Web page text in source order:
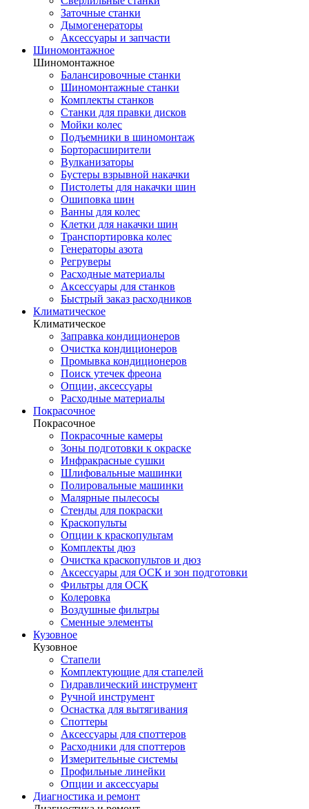
Заточные станки
Дымогенераторы
Аксессуары и запчасти
Шиномонтажное
Шиномонтажное
Балансировочные станки
Шиномонтажные станки
Комплекты станков
Станки для правки дисков
Мойки колес
Подъемники в шиномонтаж
Борторасширители
Вулканизаторы
Бустеры взрывной накачки
Пистолеты для накачки шин
Ошиповка шин
Ванны для колес
Клетки для накачки шин
Транспортировка колес
Генераторы азота
Регруверы
Расходные материалы
Аксессуары для станков
Быстрый заказ расходников
Климатическое
Климатическое
Заправка кондиционеров
Очистка кондиционеров
Промывка кондиционеров
Поиск утечек фреона
Опции, аксессуары
Расходные материалы
Покрасочное
Покрасочное
Покрасочные камеры
Зоны подготовки к окраске
Инфракрасные сушки
Шлифовальные машинки
Полировальные машинки
Малярные пылесосы
Стенды для покраски
Краскопульты
Опции к краскопультам
Комплекты дюз
Очистка краскопультов и дюз
Аксессуары для ОСК и зон подготовки
Фильтры для ОСК
Колеровка
Воздушные фильтры
Сменные элементы
Кузовное
Кузовное
Стапели
Комплектующие для стапелей
Гидравлический инструмент
Ручной инструмент
Оснастка для вытягивания
Споттеры
Аксессуары для споттеров
Расходники для споттеров
Измерительные системы
Профильные линейки
Опции и аксессуары
Диагностика и ремонт